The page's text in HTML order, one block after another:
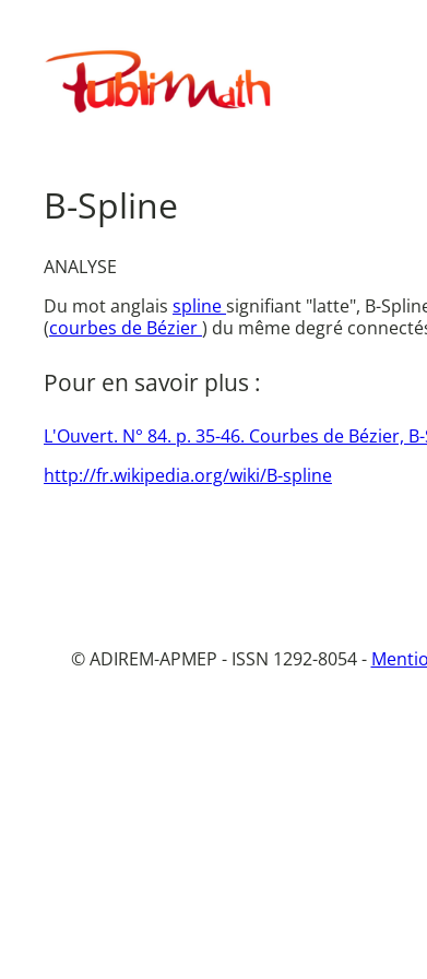
contenuPublimath
B-Spline
ANALYSE
Du mot anglais splinesignifiant "latte", B-
(courbes de Bézier) du même degré
Pour en savoir plus :
L'Ouvert. N° 84. p. 35-46. Courbes de Bézier,
http://fr.wikipedia.org/wiki/B-spline
© ADIREM-APMEP - ISSN 1292-8054 -